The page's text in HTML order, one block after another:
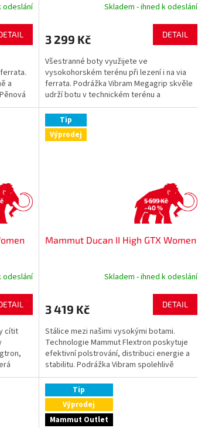
odeslání
a
Skladem - ihned k odeslání
3 299 Kč DETAIL
Všestranné boty využijete ve
vysokohorském terénu při lezení i na via
ferrata. Podrážka Vibram Megagrip skvěle
udrží botu v technickém terénu a
nepromokavá membrána GORE-TEX...
odeslání
cítit
Tip
Výprodej
5 699 Kč
–40 %
Mammut Ducan II High GTX Women
Skladem - ihned k odeslání
3 419 Kč DETAIL
Stálice mezi našimi vysokými botami.
Technologie Mammut Flextron poskytuje
efektivní polstrování, distribuci energie a
stabilitu. Podrážka Vibram spolehlivě
neklouže, zatímco...
Tip
Výprodej
Mammut Outlet